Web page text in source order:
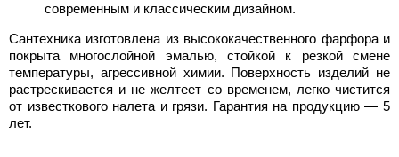
современным и классическим дизайном.
Сантехника изготовлена из высококачественного фарфора и
покрыта многослойной эмалью, стойкой к резкой смене
температуры, агрессивной химии. Поверхность изделий не
растрескивается и не желтеет со временем, легко чистится
от известкового налета и грязи. Гарантия на продукцию — 5
лет.